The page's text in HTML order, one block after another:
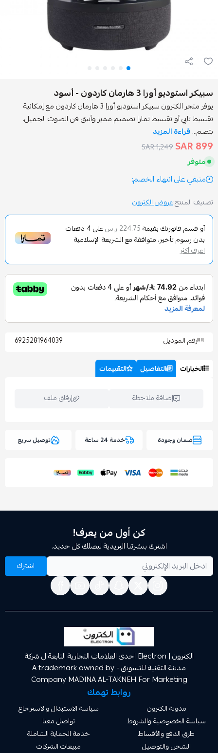
كاردون - أسود
يوفر متجر الكترون سبيكر استوديو أورا 3 هارمان كاردون مع إمكانية
تقسيط تمارا تصميم مميز وأنيق فن الصوت الجميل.
المزيد
1,249 SAR
الخصم:
عروض الكترون
بقيمة 224.75 ر.س على4دفعات
متوافقة مع الشريعة الإسلامية
6925281964039
التفاصيل التقييمات
إضافة ملاحظة
خدمة 24 ساعة توصيل سريع
كن أول من يعرف!
اشترك بنشرتنا البريدية ليصلك كل جديد.
الكترون | Electron احدى العلامات التجارية التابعة ل شركة
مدينة التقنية للتسويق A trademark owned by -
Company MADINA AL-TAKNEH For
روابط تهمك
والشروط
والأقساط
والتوصيل
سياسة الاستبدال والاسترجاع
خدمة الحماية الشاملة
مبيعات الشركات